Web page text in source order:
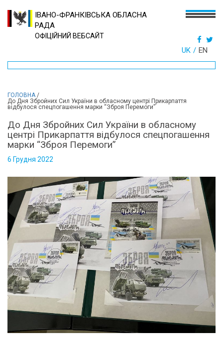
ІВАНО-ФРАНКІВСЬКА ОБЛАСНА
РАДА
ОФІЦІЙНИЙ ВЕБСАЙТ
UK EN
ГОЛОВНА/
До Дня Збройних Сил України в обласному центрі Прикарпаття
відбулося спецпогашення марки “Зброя Перемоги”
До Дня Збройних Сил України в обласному
центрі Прикарпаття відбулося спецпогашення
марки “Зброя Перемоги”
6 Грудня 2022